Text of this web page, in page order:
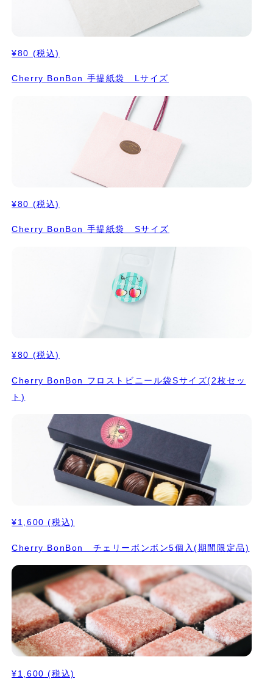
¥80 (税込)
Cherry BonBon 手提紙袋 Lサイズ
¥80 (税込)
Cherry BonBon 手提紙袋 Sサイズ
¥80 (税込)
Cherry BonBon フロストビニール袋Sサイズ(2枚セッ
ト)
¥1,600 (税込)
Cherry BonBon チェリーボンボン5個入(期間限定品)
¥1,600 (税込)